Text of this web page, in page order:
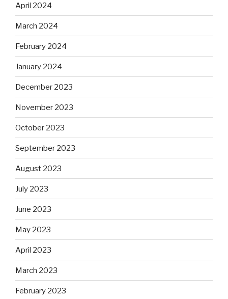
April 2024
March 2024
February 2024
January 2024
December 2023
November 2023
October 2023
September 2023
August 2023
July 2023
June 2023
May 2023
April 2023
March 2023
February 2023